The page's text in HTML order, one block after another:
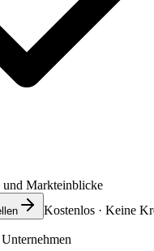
und Markteinblicke
Kostenlos · Keine